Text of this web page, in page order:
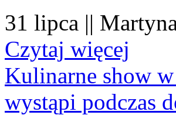
31 lipca ||
Czytaj więcej
Kulinarne show
wystąpi podczas